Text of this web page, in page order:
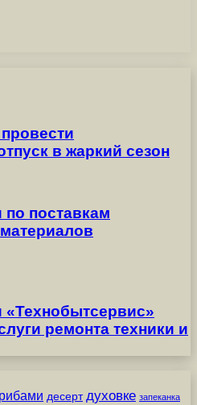
в жаркий сезон
поставкам
ремонта техники и
десерт духовке запеканка